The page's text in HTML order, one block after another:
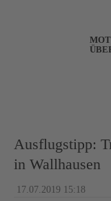
Ausflugstipp:
in Wallhausen
17.07.2019 15:18